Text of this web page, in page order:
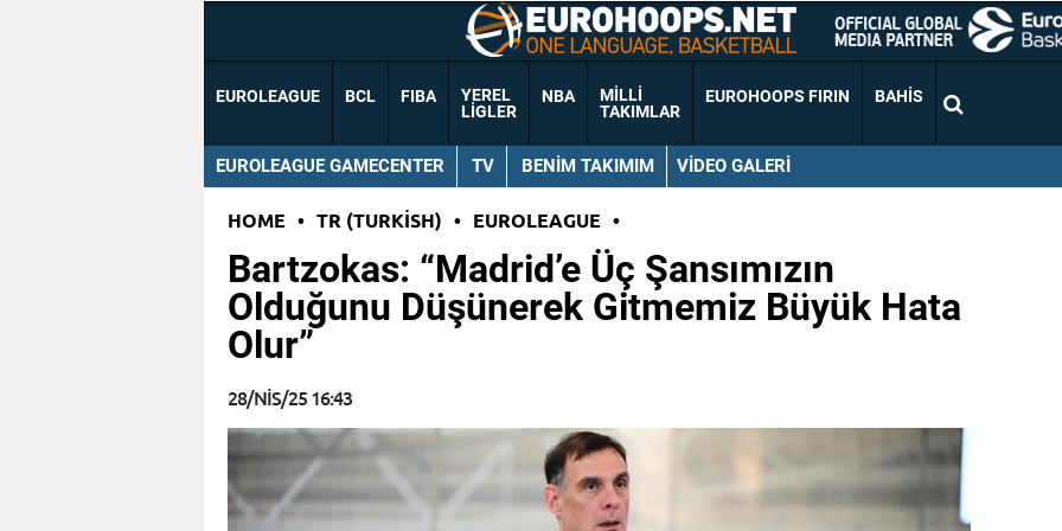
EUROLEAGUE BCL FIBA
YEREL
LIGLER
NBA
MILLI
TAKIMLAR
EUROHOOPS FIRIN BAHIS
EUROLEAGUE GAMECENTER TV BENIM TAKIMIM VIDEO GALERI
HOME • TR (TURKISH) • EUROLEAGUE •
Bartzokas: “Madrid’e Üç Şansımızın
Olduğunu Düşünerek Gitmemiz Büyük Hata
Olur”
28/NIS/25 16:43